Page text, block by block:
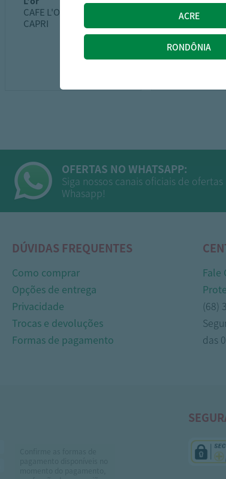
CAFE L'OR SACH 250G
CAPRI
CAPPUC
AVELA
OFERTAS NO WHATSAPP:
Siga nossos canais oficiais de ofertas
Whasapp!
DÚVIDAS FREQUENTES
Como comprar
Opções de entrega
Privacidade
Trocas e devoluções
Formas de pagamento
Fale
(68)
das